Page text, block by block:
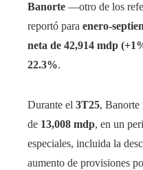
Banorte —otro de los
reportó para enero-
neta de 42,914 mdp
22.3%.
Durante el 3T25, Banorte
de 13,008 mdp, en un
especiales, incluida la
aumento de provisiones